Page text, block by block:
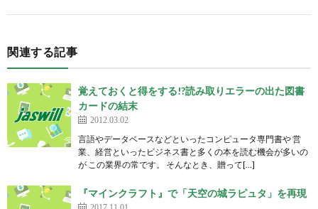
関連する記事
覚えておくと得をする!?読み取りエラーの出た図書
カードの結末
2012.03.02
言語やデータベースなどといったコンピュータ専門書や 営
業、経営といったビジネス書と多くの本を読む機会が多いの
が この業界の常です。 そんなとき、贈って[…]
『マインクラフト』で「天空の城ラピュタ」を再現
2017.11.01